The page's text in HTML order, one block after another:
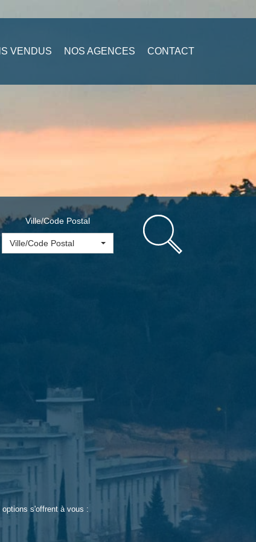
VENDUS NOS AGENCES CONTACT
Ville/Code Postal
Ville/Code Postal
s'offrent à vous :